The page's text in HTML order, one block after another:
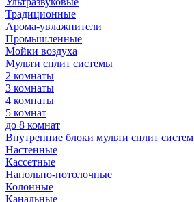
Традиционные
Арома-увлажнители
Промышленные
Мойки воздуха
Мульти сплит системы
2 комнаты
3 комнаты
4 комнаты
5 комнат
до 8 комнат
Внутренние блоки мульти сплит систем
Настенные
Кассетные
Напольно-потолочные
Колонные
Канальные